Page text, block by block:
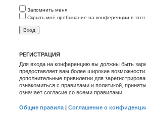
Запомнить меня
Скрыть моё пребывание на конференции в
РЕГИСТРАЦИЯ
Для входа на конференцию вы должны быть
предоставляет вам более широкие
дополнительные привилегии для
ознакомиться с правилами и политикой,
означает согласие со всеми правилами.
Общие правила | Соглашение о